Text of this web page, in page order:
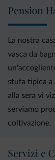
Pension
La nostra
vasca da
stufa tipica a
alla sera vi
serviamo
coltivazione.
Servizi e